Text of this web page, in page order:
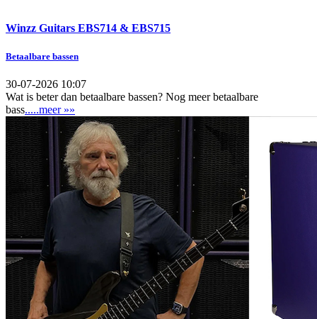
Winzz Guitars EBS714 & EBS715
Betaalbare bassen
30-07-2026 10:07
Wat is beter dan betaalbare bassen? Nog meer betaalbare
bass.....meer »»